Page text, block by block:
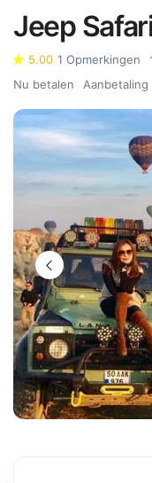
Jeep
5.00 1 Opmerkingen
Nu betalen
Aanbetaling